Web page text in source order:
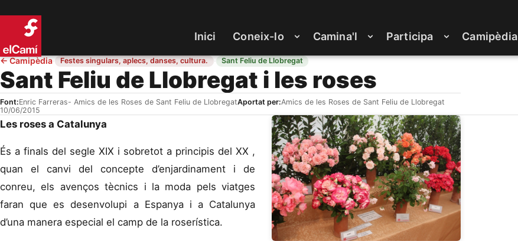
Inici Coneix-lo Camina'l Participa Camipèdia
←Camipèdia· Festes singulars, aplecs, danses, cultura. · Sant Feliu de Llobregat
Sant Feliu de Llobregat i les roses
Font:Enric Farreras- Amics de les Roses de Sant Feliu de LlobregatAportat per:Amics de les Roses de Sant Feliu de Llobregat
10/06/2015
Les roses a Catalunya
És a finals del segle XIX i sobretot a principis del XX ,
quan el canvi del concepte d’enjardinament i de
conreu, els avenços tècnics i la moda pels viatges
faran que es desenvolupi a Espanya i a Catalunya
d’una manera especial el camp de la roserística.